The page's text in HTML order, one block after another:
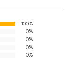
100%
0%
0%
0%
0%